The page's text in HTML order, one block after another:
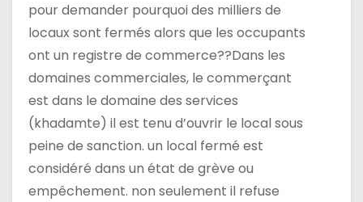
pour demander pourquoi des milliers de
locaux sont fermés alors que les occupants
ont un registre de commerce??Dans les
domaines commerciales, le commerçant
est dans le domaine des services
(khadamte) il est tenu d’ouvrir le local sous
peine de sanction. un local fermé est
considéré dans un état de grève ou
empêchement. non seulement il refuse